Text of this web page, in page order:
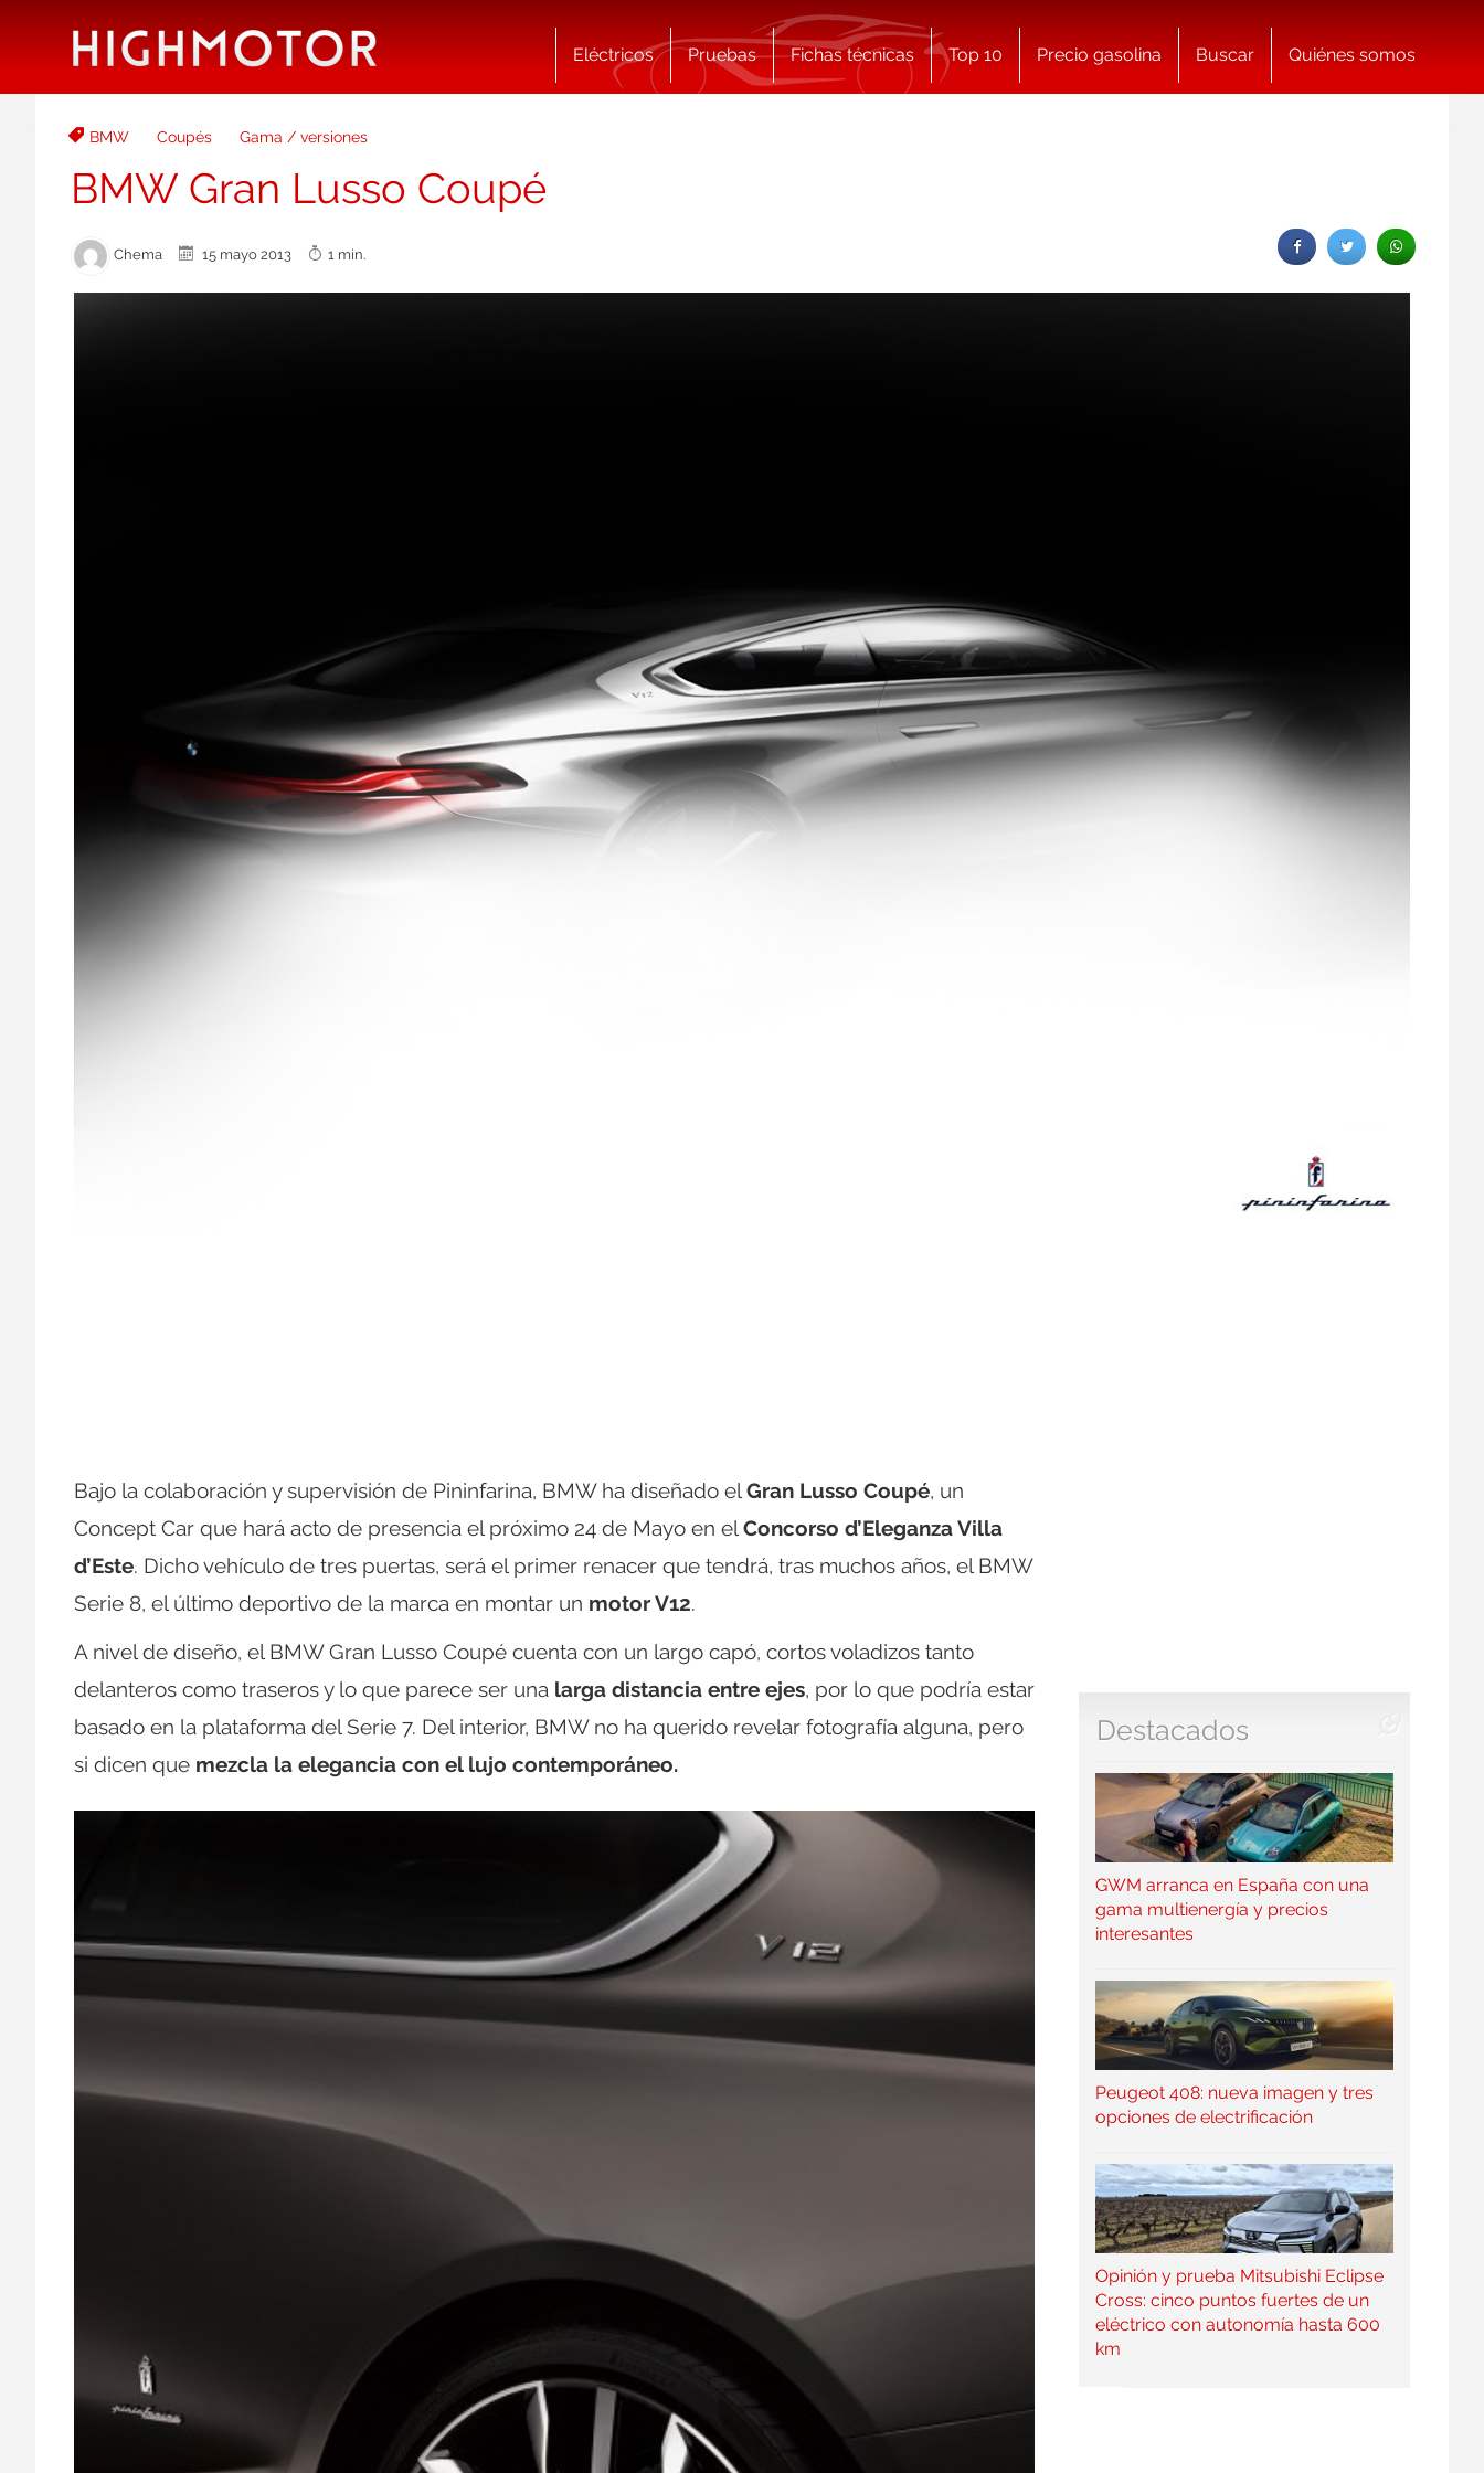
Eléctricos Pruebas Fichas técnicas Top 10 Precio gasolina Buscar Quiénes somos
BMW Coupés Gama / versiones
BMW Gran Lusso Coupé
Chema 15 mayo 2013 1 min.
Bajo la colaboración y supervisión de Pininfarina, BMW ha diseñado elGran Lusso Coupé, un
Concept Car que hará acto de presencia el próximo 24 de Mayo en elConcorso d’Eleganza Villa
d’Este. Dicho vehículo de tres puertas, será el primer renacer que tendrá, tras muchos años, el BMW
Serie 8, el último deportivo de la marca en montar un motor V12.
A nivel de diseño, el BMW Gran Lusso Coupé cuenta con un largo capó, cortos voladizos tanto
delanteros como traseros y lo que parece ser una larga distancia entre ejes, por lo que podría estar
basado en la plataforma del Serie 7. Del interior, BMW no ha querido revelar fotografía alguna, pero
si dicen que mezcla la elegancia con el lujo contemporáneo.
Destacados
GWM arranca en España con una
gama multienergía y precios
interesantes
Peugeot 408: nueva imagen y tres
opciones de electrificación
Opinión y prueba Mitsubishi Eclipse
Cross: cinco puntos fuertes de un
eléctrico con autonomía hasta 600
km